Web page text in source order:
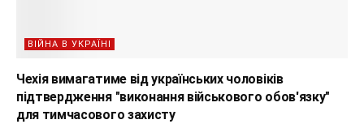
ВІЙНА В УКРАЇНІ
Чехія вимагатиме від українських чоловіків
підтвердження "виконання військового обов'язку"
для тимчасового захисту